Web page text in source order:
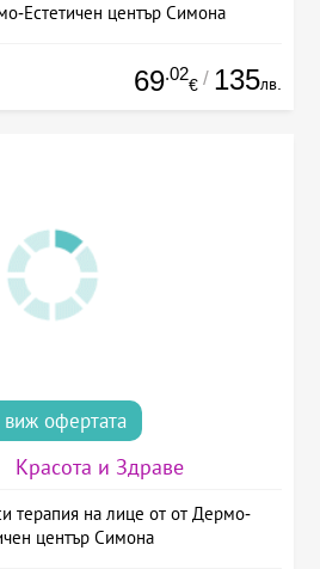
Естетичен център Симона
69.02
€ / 135лв.
виж офертата
Красота и Здраве
терапия на лице от от Дермо-
център Симона